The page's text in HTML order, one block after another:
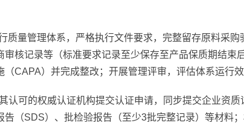
质量管理体系，严格执行文件要求，完整留存原料采
核记录等（标准要求记录至少保存至产品保质期结束
CAPA）并完成整改；开展管理评审，评估体系运行效
认可的权威认证机构提交认证申请，同步提交企业资
（SDS）、批检验报告（至少3批完整记录）等材料